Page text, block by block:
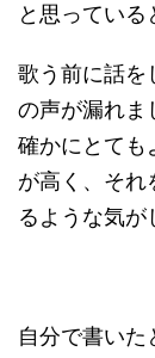
と思っている
歌う前に話を
の声が漏れま
確かにとても
が高く、それ
るような気が
自分で書い